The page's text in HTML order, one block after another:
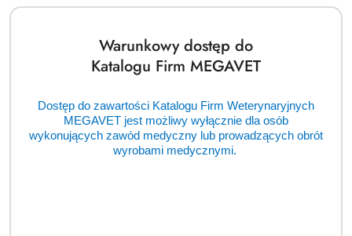
Warunkowy dostęp do
Katalogu Firm MEGAVET
Dostęp do zawartości Katalogu Firm Weterynaryjnych
MEGAVET jest możliwy wyłącznie dla osób
wykonujących zawód medyczny lub prowadzących obrót
wyrobami medycznymi.